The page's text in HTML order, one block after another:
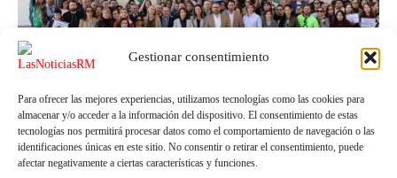
Gestionar consentimiento
Para ofrecer las mejores experiencias, utilizamos tecnologías como las cookies para
almacenar y/o acceder a la información del dispositivo. El consentimiento de estas
tecnologías nos permitirá procesar datos como el comportamiento de navegación o las
identificaciones únicas en este sitio. No consentir o retirar el consentimiento, puede
afectar negativamente a ciertas características y funciones.
Lorca
El alcalde de Lorca pide a la CARM que